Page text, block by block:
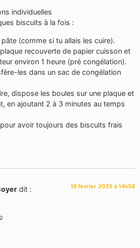
individuelles
biscuits à la fois :
(comme si tu allais les cuire).
recouverte de papier cuisson et
environ 1 heure (pré congélation).
les dans un sac de congélation
dispose les boules sur une plaque et
en ajoutant 2 à 3 minutes au temps
avoir toujours des biscuits frais
dit : 19 février 2025 à 14h58